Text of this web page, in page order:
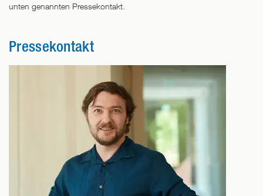
unten genannten Pressekontakt.
Pressekontakt